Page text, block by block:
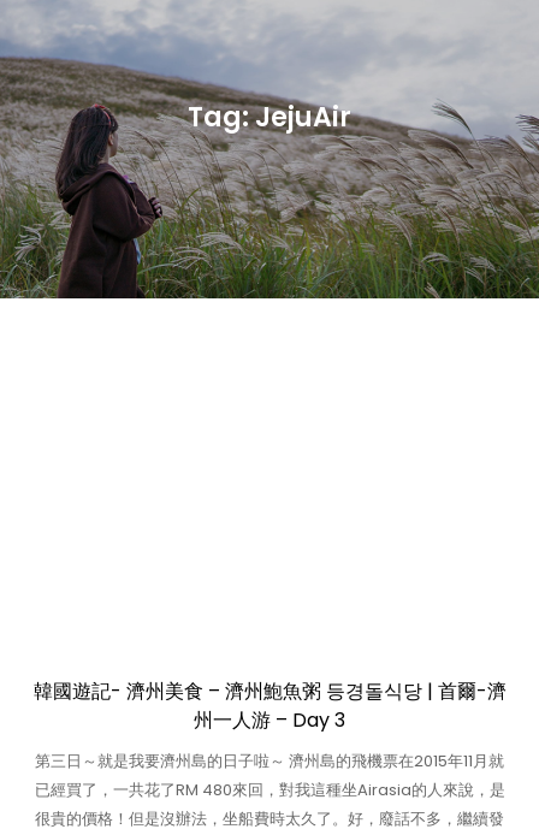
Tag:JejuAir
韓國遊記- 濟州美食 – 濟州鮑魚粥 등경돌식당 | 首爾-濟
州一人游 – Day 3
第三日～就是我要濟州島的日子啦～ 濟州島的飛機票在2015年11月就
已經買了，一共花了RM 480來回，對我這種坐Airasia的人來說，是
很貴的價格！但是沒辦法，坐船費時太久了。好，廢話不多，繼續發